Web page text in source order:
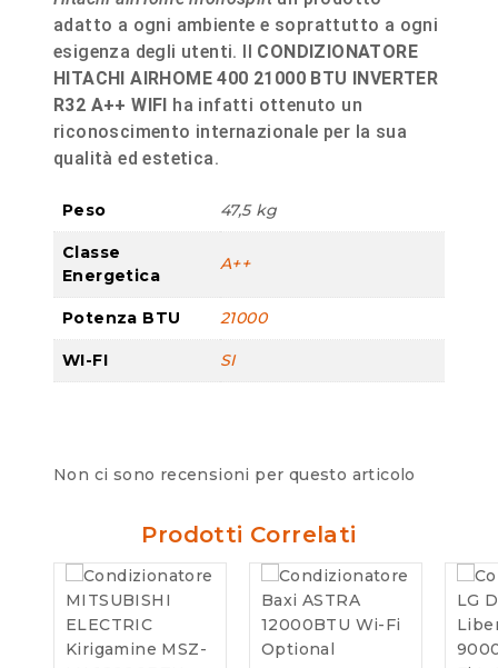
adatto a ogni ambiente e soprattutto a ogni
esigenza degli utenti. Il CONDIZIONATORE
HITACHI AIRHOME 400 21000 BTU INVERTER
R32 A++ WIFI ha infatti ottenuto un
riconoscimento internazionale per la sua
qualità ed estetica.
Peso 47,5 kg
Classe
Energetica
A++
Potenza BTU 21000
WI-FI SI
Non ci sono recensioni per questo articolo
Prodotti Correlati